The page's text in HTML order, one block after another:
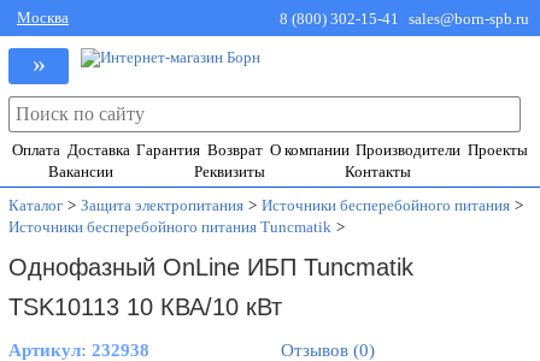
Москва 8 (800) 302-15-41 sales@born-spb.ru
»
Оплата Доставка Гарантия Возврат О компании Производители Проекты
Вакансии
Реквизиты
Контакты
Каталог > Защита электропитания > Источники бесперебойного питания >
Источники бесперебойного питания Tuncmatik >
Однофазный OnLine ИБП Tuncmatik
TSK10113 10 КВА/10 кВт
Артикул:232938
Отзывов (0)